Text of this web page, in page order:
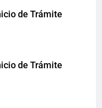
de Trámite
de Trámite